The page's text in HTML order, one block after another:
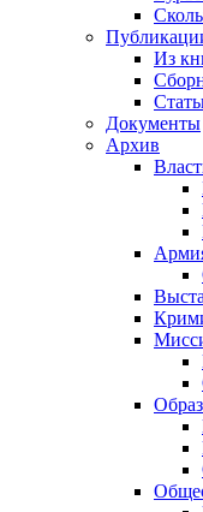
Из
Документы
Архив